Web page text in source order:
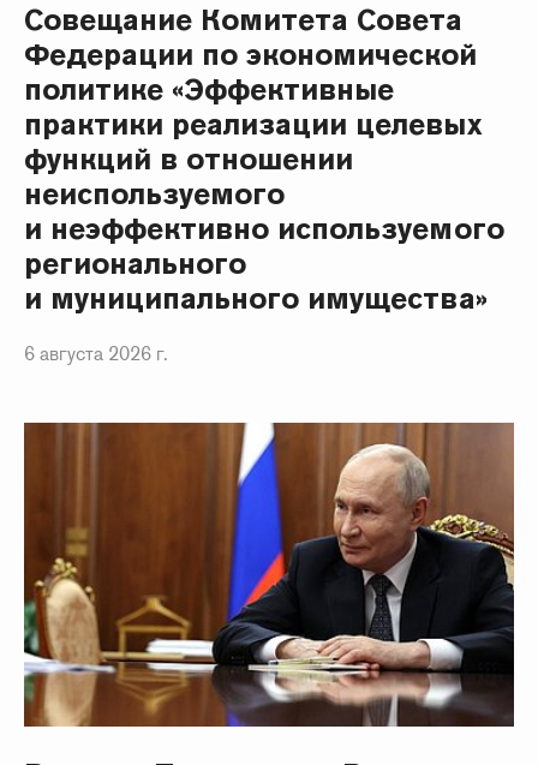
Совещание Комитета Совета
Федерации по экономической
политике «Эффективные
практики реализации целевых
функций в отношении
неиспользуемого
и неэффективно используемого
регионального
и муниципального имущества»
6 августа 2026 г.